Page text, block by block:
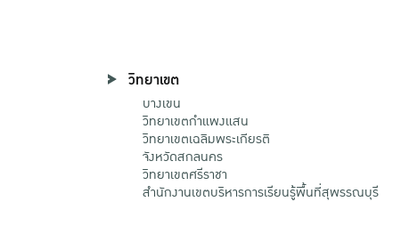
วิทยาเขต
บางเขน
วิทยาเขตกําแพงแสน
วิทยาเขตเฉลิมพระเกียรติ
จังหวัดสกลนคร
วิทยาเขตศรีราชา
สำนักงานเขตบริหารการเรียนรู้พื้นที่สุพรรณบุรี